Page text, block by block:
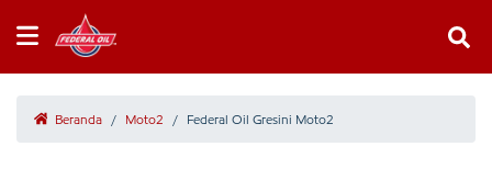
Beranda / Moto2 / Federal Oil Gresini Moto2